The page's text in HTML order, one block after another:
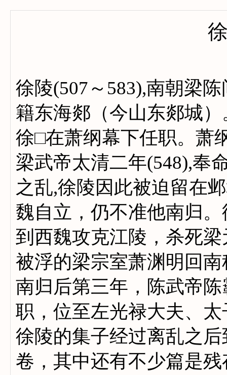
徐陵(507～583),南朝梁
籍东海郯（今山东郯城
徐□在萧纲幕下任职。萧
梁武帝太清二年(548),奉
之乱,徐陵因此被迫留在
魏自立，仍不准他南归
到西魏攻克江陵，杀死
被浮的梁宗室萧渊明回
南归后第三年，陈武帝
职，位至左光禄大夫、
徐陵的集子经过离乱之
卷，其中还有不少篇是